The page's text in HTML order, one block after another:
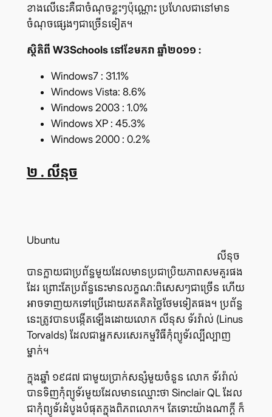
ខាង​លើ​នេះ​គឺ​ជា​ចំណុច​ខ្លះៗ​ប៉ុណ្ណោះ ប្រហែល​ជា​នៅ​មាន​
ចំណុច​ផ្សេងៗ​ជា​ច្រើន​ទៀត។
ស្ថិតិ​ពី W3Schoolsនៅ​ខែ​មករា ឆ្នាំ​២០១១ :
Windows7 : 31.1%
Windows Vista: 8.6%
Windows 2003 : 1.0%
Windows XP : 45.3%
Windows 2000 : 0.2%
២ . លីនុច
Ubuntu
លីនុច
បាន​ក្លាយ​ជា​ប្រព័ន្ធ​មួយ​ដែល​មាន​ប្រជាប្រិយ​ភាព​សម​គួរ​ផង​
ដែរ ព្រោះ​តែ​ប្រព័ន្ធ​នេះ​មាន​លក្ខណៈ​ពិសេសៗ​ជា​ច្រើន ហើយ​
អាច​ទាញ​យក​ទៅ​ប្រើ​ដោយ​ឥត​គិត​ថ្លៃ​ថែម​ទៀត​ផង។ ប្រព័ន្ធ​
នេះ​ត្រូវ​បាន​បង្កើត​ឡើង​ដោយ​លោក លីនុស ទ័រវ៉ាល់ (Linus
Torvalds) ដែល​ជា​អ្នក​សរសេរ​កម្មវិធី​កុំព្យូទ័រ​ល្បីល្បាញ​
ម្នាក់។
ក្នុង​ឆ្នាំ ១៩៨៧ ជាមួយ​ប្រាក់​សន្សំ​មួយ​ចំនួន លោក ទ័រវ៉ាល់
បាន​ទិញ​កុំព្យូទ័រ​មួយ​ដែល​មាន​ឈ្មោះ​ថា Sinclair QL ដែល​
ជា​កុំព្យូទ័រ​ដំបូង​បំផុត​ក្នុង​ពិភព​លោក។ តែ​ទោះ​យ៉ាង​ណា​ក្ដី ក៏​